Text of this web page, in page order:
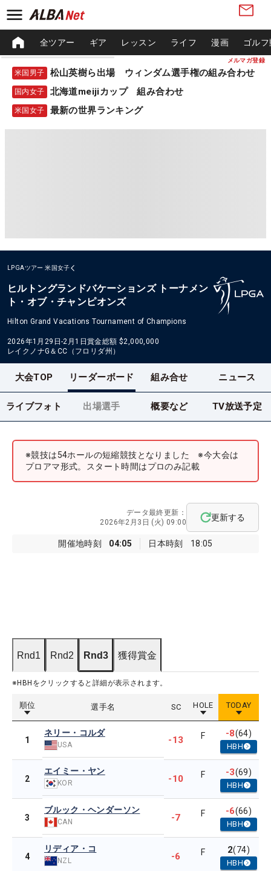
メルマガ登録
全ツアー ギア レッスン ライフ 漫画 ゴル
米国男子 松山英樹ら出場 ウィンダム選手権の組み合わせ
国内女子 北海道meijiカップ 組み合わせ
米国女子 最新の世界ランキング
LPGAツアー 米国女子
ヒルトングランドバケーションズ トーナメン
ト・オブ・チャンピオンズ
Hilton Grand Vacations Tournament of Champions
2026年1月29日-2月1日賞金総額 $2,000,000
レイクノナG＆CC（フロリダ州）
大会TOP リーダーボード 組み合せ ニュース
ライブフォト 出場選手 概要など TV放送予定
※競技は54ホールの短縮競技となりました ※今大会は
プロアマ形式。スタート時間はプロのみ記載
開催地時刻 04:05 日本時刻 18:05
データ最終更新：
2026年2月3日 (火) 09:00
更新する
Rnd1 Rnd2 Rnd3 獲得賞金
※HBHをクリックすると詳細が表示されます。
順位 選手名 SC HOLE TODAY
1
ネリー・コルダ
USA -13 F -8(64)
HBH
2
エイミー・ヤン
KOR -10 F -3(69)
HBH
3
ブルック・ヘンダーソン
CAN -7 F -6(66)
HBH
4
リディア・コ
NZL -6 F 2(74)
HBH